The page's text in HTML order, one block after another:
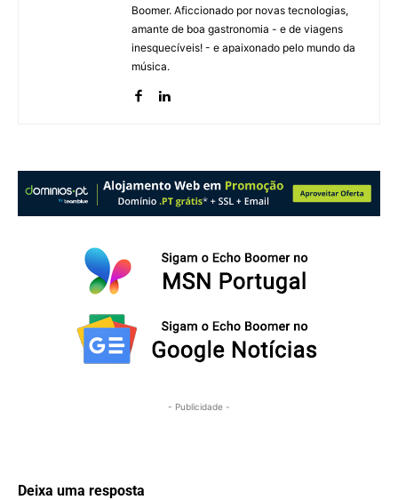
Boomer. Aficcionado por novas tecnologias,
amante de boa gastronomia - e de viagens
inesquecíveis! - e apaixonado pelo mundo da
música.
- Publicidade -
Deixa uma resposta